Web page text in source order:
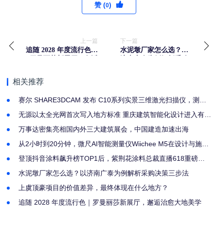
赞 (0)
上一篇
追随 2028 年度流行色｜
下一篇
水泥墩厂家怎么选？以
相关推荐
赛尔 SHARE3DCAM 发布 C10系列实景三维激光扫描仪，测绘
无源以太全光网首次写入地方标准 重庆建筑智能化设计进入有据
万事达密集亮相国内外三大建筑展会，中国建造加速出海
从2小时到20分钟，微尺AI智能测量仪Wiichee M5在设计与施工
登顶抖音涂料飙升榜TOP1后，紫荆花涂料总裁直播618重磅返
水泥墩厂家怎么选？以济南广泰为例解析采购决策三步法
上虞顶豪项目的价值差异，最终体现在什么地方？
追随 2028 年度流行色｜罗曼丽莎新展厅，邂逅治愈大地美学